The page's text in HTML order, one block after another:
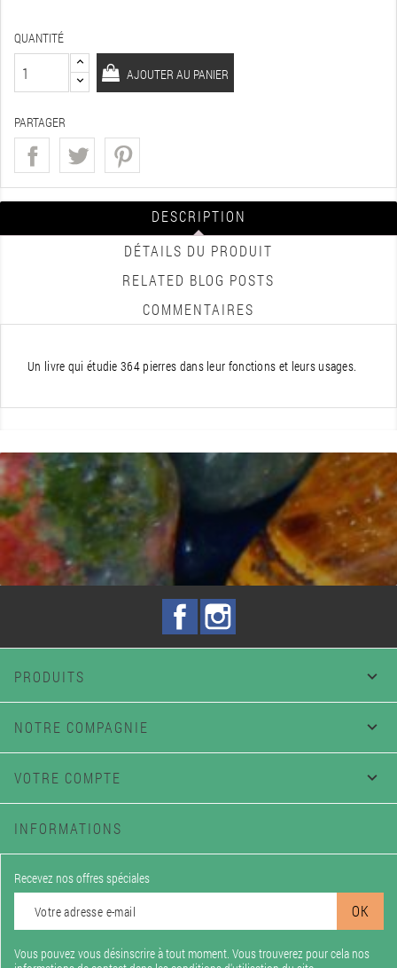
QUANTITÉ
AJOUTER AU PANIER
PARTAGER
DESCRIPTION
DÉTAILS DU PRODUIT
RELATED BLOG POSTS
COMMENTAIRES
Un livre qui étudie 364 pierres dans leur fonctions et leurs usages.
Facebook
PRODUITS 
NOTRE COMPAGNIE 
VOTRE COMPTE 
INFORMATIONS
Recevez nos offres spéciales
Vous pouvez vous désinscrire à tout moment. Vous trouverez pour cela nos